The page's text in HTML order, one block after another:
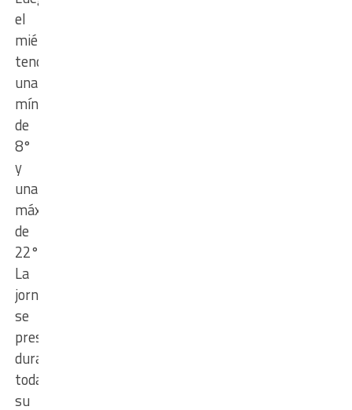
el
miércoles
tendrá
una
mínima
de
8°
y
una
máxima
de
22°.
La
jornada
se
presenta
durante
toda
su